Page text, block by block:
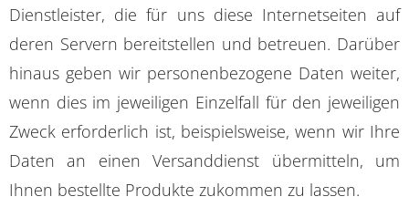
Dienstleister, die für uns diese Internetseiten auf
deren Servern bereitstellen und betreuen. Darüber
hinaus geben wir personenbezogene Daten weiter,
wenn dies im jeweiligen Einzelfall für den jeweiligen
Zweck erforderlich ist, beispielsweise, wenn wir Ihre
Daten an einen Versanddienst übermitteln, um
Ihnen bestellte Produkte zukommen zu lassen.